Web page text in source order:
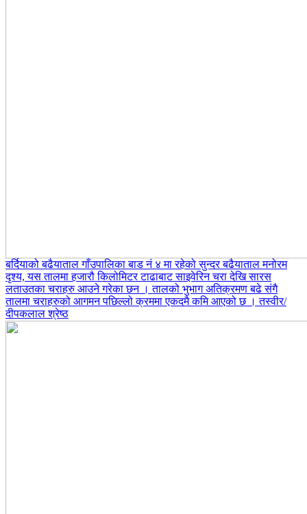
बर्दियाको बढैयाताल गाँउपालिका बाड नं ४ मा रहेको सुन्दर बढैयाताल मनोरम
दृश्य, यस तालमा हजारौ किलोमिटर टाढाबाट साइवेरिन चरा देखि सारस
लताउतका चराहरु आउने गरेका छन । तालको भुभाग अतिक्रमण बढे संगै
तालमा चराहरुको आगमन पछिल्लो क्रममा एकदमै कमि आएको छ । तस्वीर/
दीपकलाल श्रेष्ठ